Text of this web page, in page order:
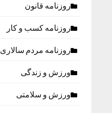
روزنامه قانون
روزنامه كسب و كار
روزنامه مردم سالاری
ورزش و زندگی
ورزش و سلامتی